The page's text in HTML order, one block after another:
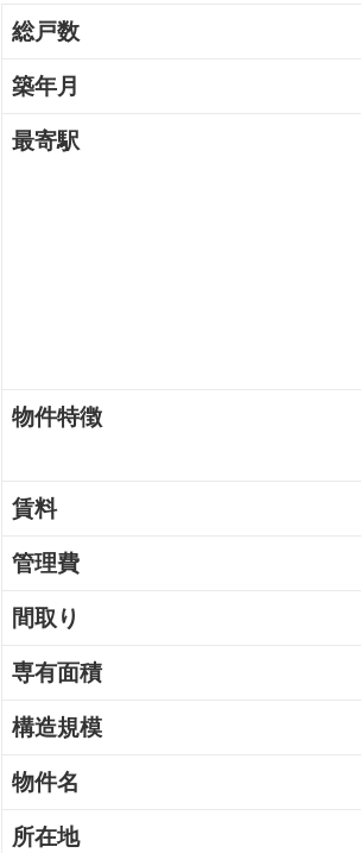
総戸数
築年月
最寄駅
物件特徴
賃料
管理費
間取り
専有面積
構造規模
物件名
所在地